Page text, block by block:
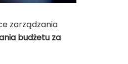
zarządzania
budżetu za